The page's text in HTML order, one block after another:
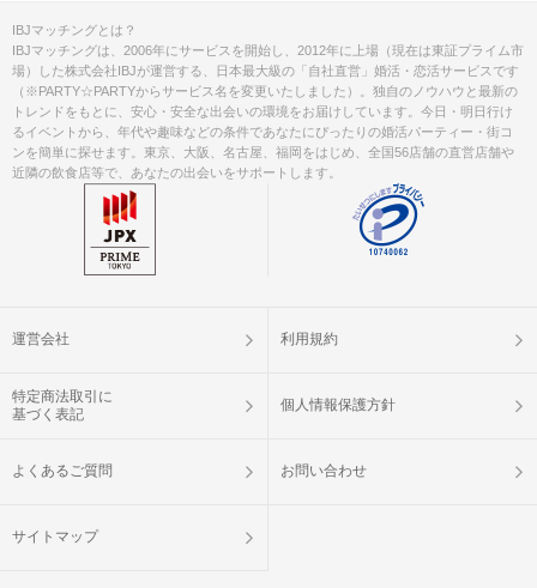
IBJマッチングとは？
IBJマッチングは、2006年にサービスを開始し、2012年に上場（現在は東証プライム市
場）した株式会社IBJが運営する、日本最大級の「自社直営」婚活・恋活サービスです
（※PARTY☆PARTYからサービス名を変更いたしました）。独自のノウハウと最新の
トレンドをもとに、安心・安全な出会いの環境をお届けしています。今日・明日行け
るイベントから、年代や趣味などの条件であなたにぴったりの婚活パーティー・街コ
ンを簡単に探せます。東京、大阪、名古屋、福岡をはじめ、全国56店舗の直営店舗や
近隣の飲食店等で、あなたの出会いをサポートします。
運営会社 利用規約
特定商法取引に
基づく表記
個人情報保護方針
よくあるご質問 お問い合わせ
サイトマップ